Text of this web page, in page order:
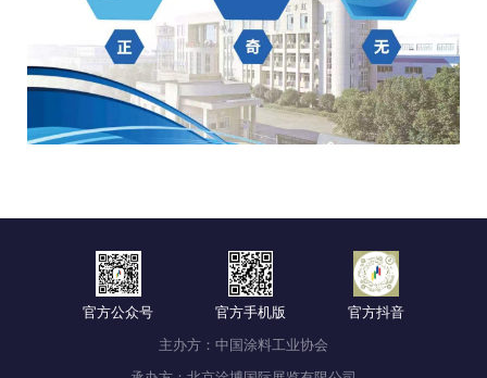
官方公众号 官方手机版
官方抖音
主办方：中国涂料工业协会